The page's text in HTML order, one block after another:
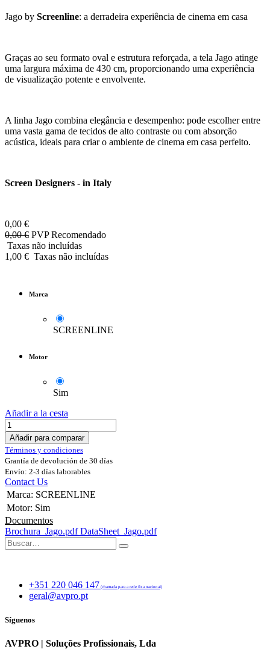
Jago by Screenline: a derradeira experiência de cinema em casa
Graças ao seu formato oval e estrutura reforçada, a tela Jago atinge
uma largura máxima de 430 cm, proporcionando uma experiência
de visualização potente e envolvente.
A linha Jago combina elegância e desempenho: pode escolher entre
uma vasta gama de tecidos de alto contraste ou com absorção
acústica, ideais para criar o ambiente de cinema em casa perfeito.
Screen Designers - in Italy
0,00 €
0,00€ PVP Recomendado
Taxas não incluídas
1,00 € Taxas não incluídas
Marca
SCREENLINE
Motor
Sim
Añadir a la cesta
Añadir para comparar
Términos y condiciones
Grantía de devolución de 30 días
Envío: 2-3 días laborables
Contact Us
Marca: SCREENLINE
Motor: Sim
Documentos
Brochura_Jago.pdfDataSheet_Jago.pdf
+351 220 046 147 (chamada para a rede fixa nacional)
geral@avpro.pt
Síguenos
AVPRO | Soluções Profissionais, Lda